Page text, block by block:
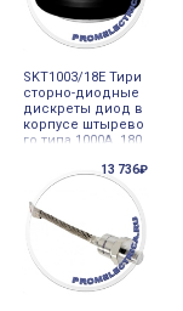
SKT1003/18E Тири
сторно-диодные
дискреты диод в
корпусе штырево
го типа 1000A 180
13 736₽